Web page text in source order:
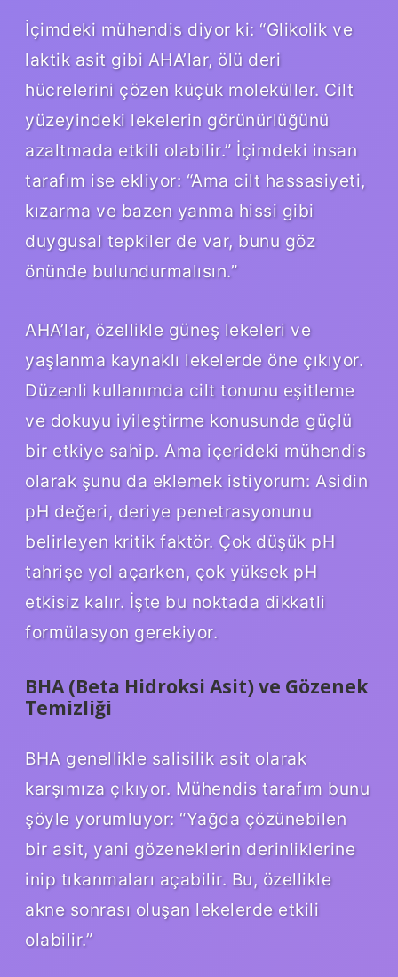
İçimdeki mühendis diyor ki: “Glikolik ve
laktik asit gibi AHA’lar, ölü deri
hücrelerini çözen küçük moleküller. Cilt
yüzeyindeki lekelerin görünürlüğünü
azaltmada etkili olabilir.” İçimdeki insan
tarafım ise ekliyor: “Ama cilt hassasiyeti,
kızarma ve bazen yanma hissi gibi
duygusal tepkiler de var, bunu göz
önünde bulundurmalısın.”
AHA’lar, özellikle güneş lekeleri ve
yaşlanma kaynaklı lekelerde öne çıkıyor.
Düzenli kullanımda cilt tonunu eşitleme
ve dokuyu iyileştirme konusunda güçlü
bir etkiye sahip. Ama içerideki mühendis
olarak şunu da eklemek istiyorum: Asidin
pH değeri, deriye penetrasyonunu
belirleyen kritik faktör. Çok düşük pH
tahrişe yol açarken, çok yüksek pH
etkisiz kalır. İşte bu noktada dikkatli
formülasyon gerekiyor.
BHA (Beta Hidroksi Asit) ve Gözenek
Temizliği
BHA genellikle salisilik asit olarak
karşımıza çıkıyor. Mühendis tarafım bunu
şöyle yorumluyor: “Yağda çözünebilen
bir asit, yani gözeneklerin derinliklerine
inip tıkanmaları açabilir. Bu, özellikle
akne sonrası oluşan lekelerde etkili
olabilir.”